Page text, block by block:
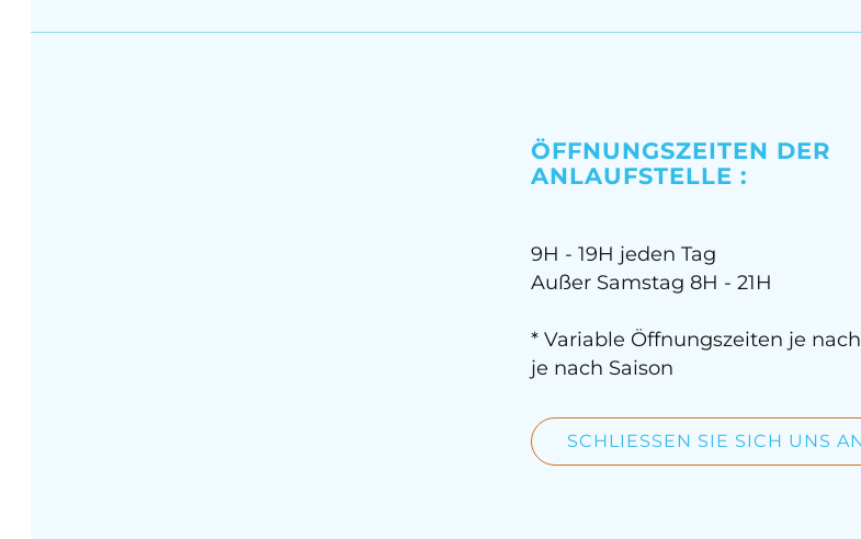
ÖFFNUNGSZEITEN DER
ANLAUFSTELLE :
9H - 19H jeden Tag
Außer Samstag 8H - 21H
* Variable Öffnungszeiten je nach
je nach Saison
SCHLIESSEN SIE SICH UNS AN